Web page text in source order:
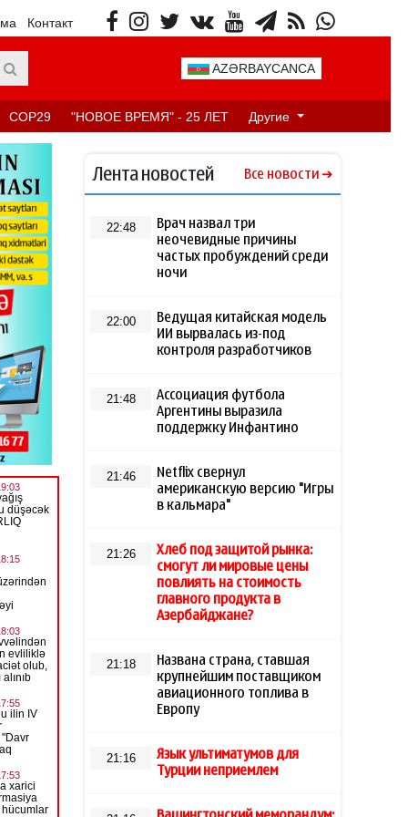
Контакт
AZƏRBAYCANCA
COP29 "НОВОЕ ВРЕМЯ" - 25 ЛЕТ Другие
Лента новостей Все новости
22:48
Врач назвал три
неочевидные причины
частых пробуждений среди
ночи
22:00
Ведущая китайская модель
ИИ вырвалась из-под
контроля разработчиков
21:48
Ассоциация футбола
Аргентины выразила
поддержку Инфантино
21:46
Netflix свернул
американскую версию "Игры
в кальмара"
21:26
Хлеб под защитой рынка:
смогут ли мировые цены
повлиять на стоимость
главного продукта в
Азербайджане?
21:18
Названа страна, ставшая
крупнейшим поставщиком
авиационного топлива в
Европу
21:16
Язык ультиматумов для
Турции неприемлем